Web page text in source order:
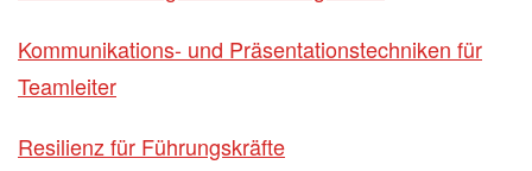
Kommunikations- und Präsentationstechniken für
Teamleiter
Resilienz für Führungskräfte